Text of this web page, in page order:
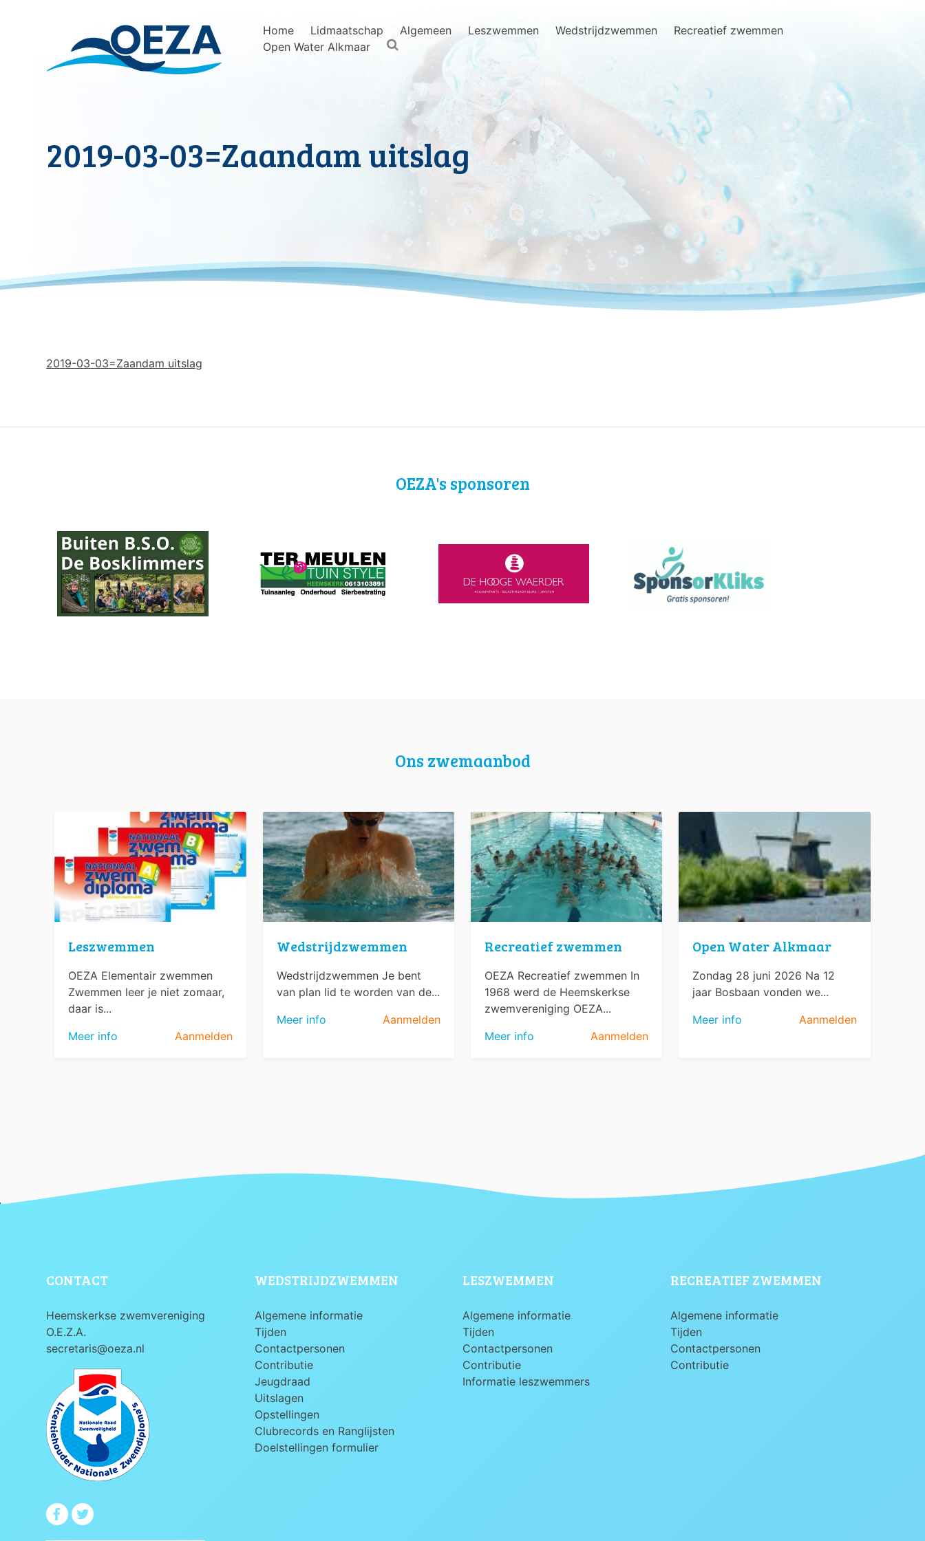
Home Lidmaatschap Algemeen Leszwemmen Wedstrijdzwemmen
Recreatief zwemmen
Open Water Alkmaar
for:
2019-03-03=Zaandam uitslag
2019-03-03=Zaandam uitslag
OEZA's sponsoren
Ons zwemaanbod
Leszwemmen
OEZA Elementair zwemmen
Zwemmen leer je niet zomaar,
daar is...
Meer info
Aanmelden
Wedstrijdzwemmen
Wedstrijdzwemmen Je bent
van plan lid te worden van de...
Meer info
Aanmelden
Recreatief zwemmen
OEZA Recreatief zwemmen In
1968 werd de Heemskerkse
zwemvereniging OEZA...
Meer info
Aanmelden
Open Water Alkmaar
Zondag 28 juni 2026 Na 12
jaar Bosbaan vonden we...
Meer info
Aanmelden
CONTACT
Heemskerkse zwemvereniging
O.E.Z.A.
secretaris@oeza.nl
WEDSTRIJDZWEMMEN
Algemene informatie
Tijden
Contactpersonen
Contributie
Jeugdraad
Uitslagen
Opstellingen
Clubrecords en Ranglijsten
Doelstellingen formulier
LESZWEMMEN
Algemene informatie
Tijden
Contactpersonen
Contributie
Informatie leszwemmers
RECREATIEF ZWEMMEN
Algemene informatie
Tijden
Contactpersonen
Contributie